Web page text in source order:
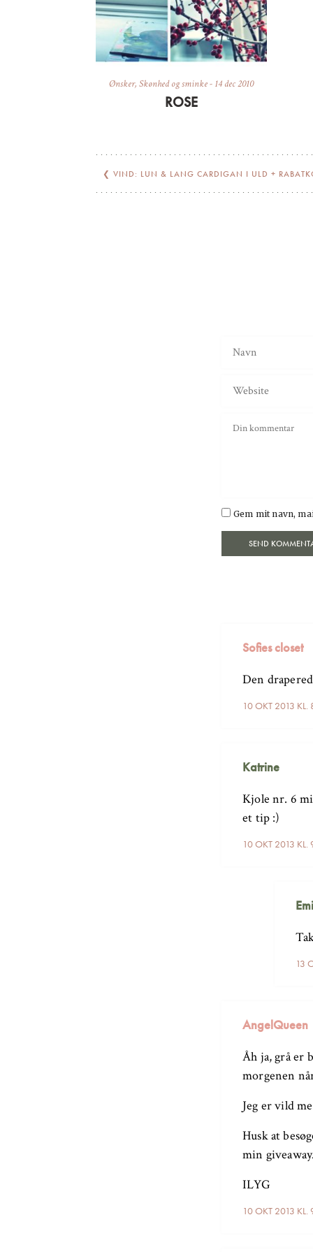
Ønsker, Skønhed og sminke- 14 dec 2010
ROSE
❮ VIND: LUN & LANG CARDIGAN I ULD +
Gem mit navn,
Sofies closet
10 OKT 2013
Den
Katrine
10 OKT 2013
Kjole nr. 6
et tip :)
13
AngelQueen
10 OKT 2013 KL.
Åh ja, grå er
morgenen
Jeg er vild
Husk at
min
ILYG